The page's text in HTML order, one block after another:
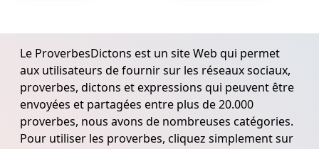
Le ProverbesDictons est un site Web qui permet
aux utilisateurs de fournir sur les réseaux sociaux,
proverbes, dictons et expressions qui peuvent être
envoyées et partagées entre plus de 20.000
proverbes, nous avons de nombreuses catégories.
Pour utiliser les proverbes, cliquez simplement sur